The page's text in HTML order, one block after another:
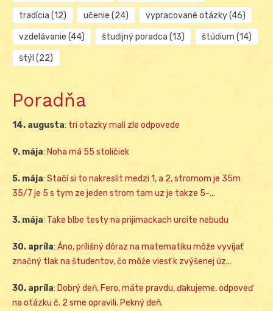
tradícia (12) učenie (24) vypracované otázky(46)
vzdelávanie (44) študijný poradca (13) štúdium (14)
štýl (22)
Poradňa
14. augusta: tri otazky mali zle odpovede
9. mája: Noha má 55 stoličiek
5. mája: Stačí si to nakreslit medzi 1, a 2, stromom je 35m
35/7 je 5 s tym ze jeden strom tam uz je takze 5-...
3. mája: Take blbe testy na prijimackach urcite nebudu
30. apríla: Áno, prílišný dôraz na matematiku môže vyvíjať
značný tlak na študentov, čo môže viesť k zvýšenej úz...
30. apríla: Dobrý deň, Fero, máte pravdu, ďakujeme, odpoveď
na otázku č. 2 sme opravili. Pekný deň.